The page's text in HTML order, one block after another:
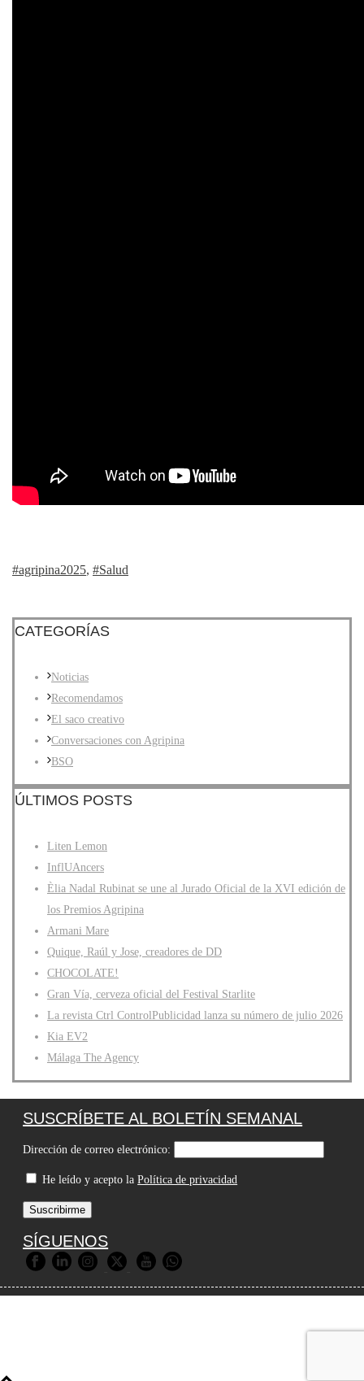
#agripina2025, #Salud
CATEGORÍAS
Noticias
Recomendamos
El saco creativo
Conversaciones con Agripina
BSO
ÚLTIMOS POSTS
Liten Lemon
InflUAncers
Èlia Nadal Rubinat se une al Jurado Oficial de la XVI edición de
los Premios Agripina
Armani Mare
Quique, Raúl y Jose, creadores de DD
CHOCOLATE!
Gran Vía, cerveza oficial del Festival Starlite
La revista Ctrl ControlPublicidad lanza su número de julio 2026
Kia EV2
Málaga The Agency
SUSCRÍBETE AL BOLETÍN SEMANAL
Dirección de correo electrónico:
He leído y acepto laPolítica de privacidad
SÍGUENOS
Política de Privacidad|